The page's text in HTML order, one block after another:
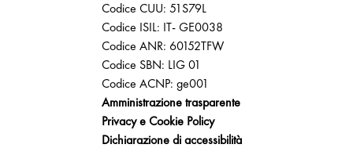
Codice CUU: 51S79L
Codice ISIL: IT- GE0038
Codice ANR: 60152TFW
Codice SBN: LIG 01
Codice ACNP: ge001
Amministrazione trasparente
Privacy e Cookie Policy
Dichiarazione di accessibilità